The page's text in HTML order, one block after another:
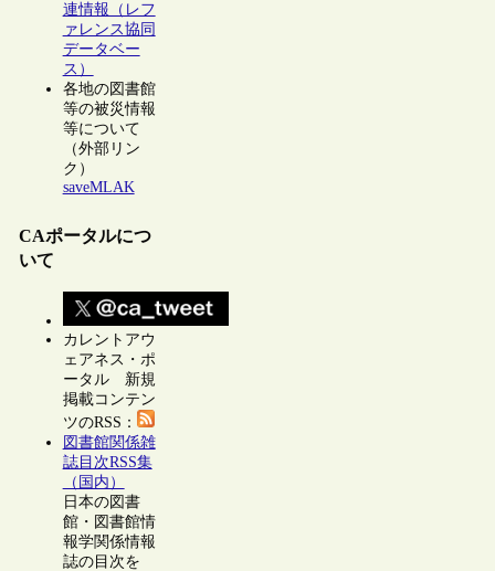
連情報（レフ
ァレンス協同
データベー
ス）
各地の図書館
等の被災情報
等について
（外部リン
ク）
saveMLAK
CAポータルにつ
いて
カレントアウ
ェアネス・ポ
ータル 新規
掲載コンテン
ツのRSS：
図書館関係雑
誌目次RSS集
（国内）
日本の図書
館・図書館情
報学関係情報
誌の目次を